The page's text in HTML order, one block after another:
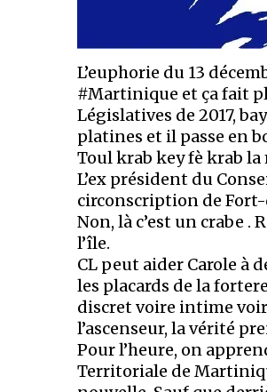
L’euphorie du 13
#Martinique et ça fait
Législatives de 2017,
platines et il passe en
Toul krab key fè krab la
L’ex président du
circonscription de
Non, là c’est un crabe .
l’île.
CL peut aider Carole à
les placards de la
discret voire intime
l’ascenseur, la vérité
Pour l’heure, on
Territoriale de